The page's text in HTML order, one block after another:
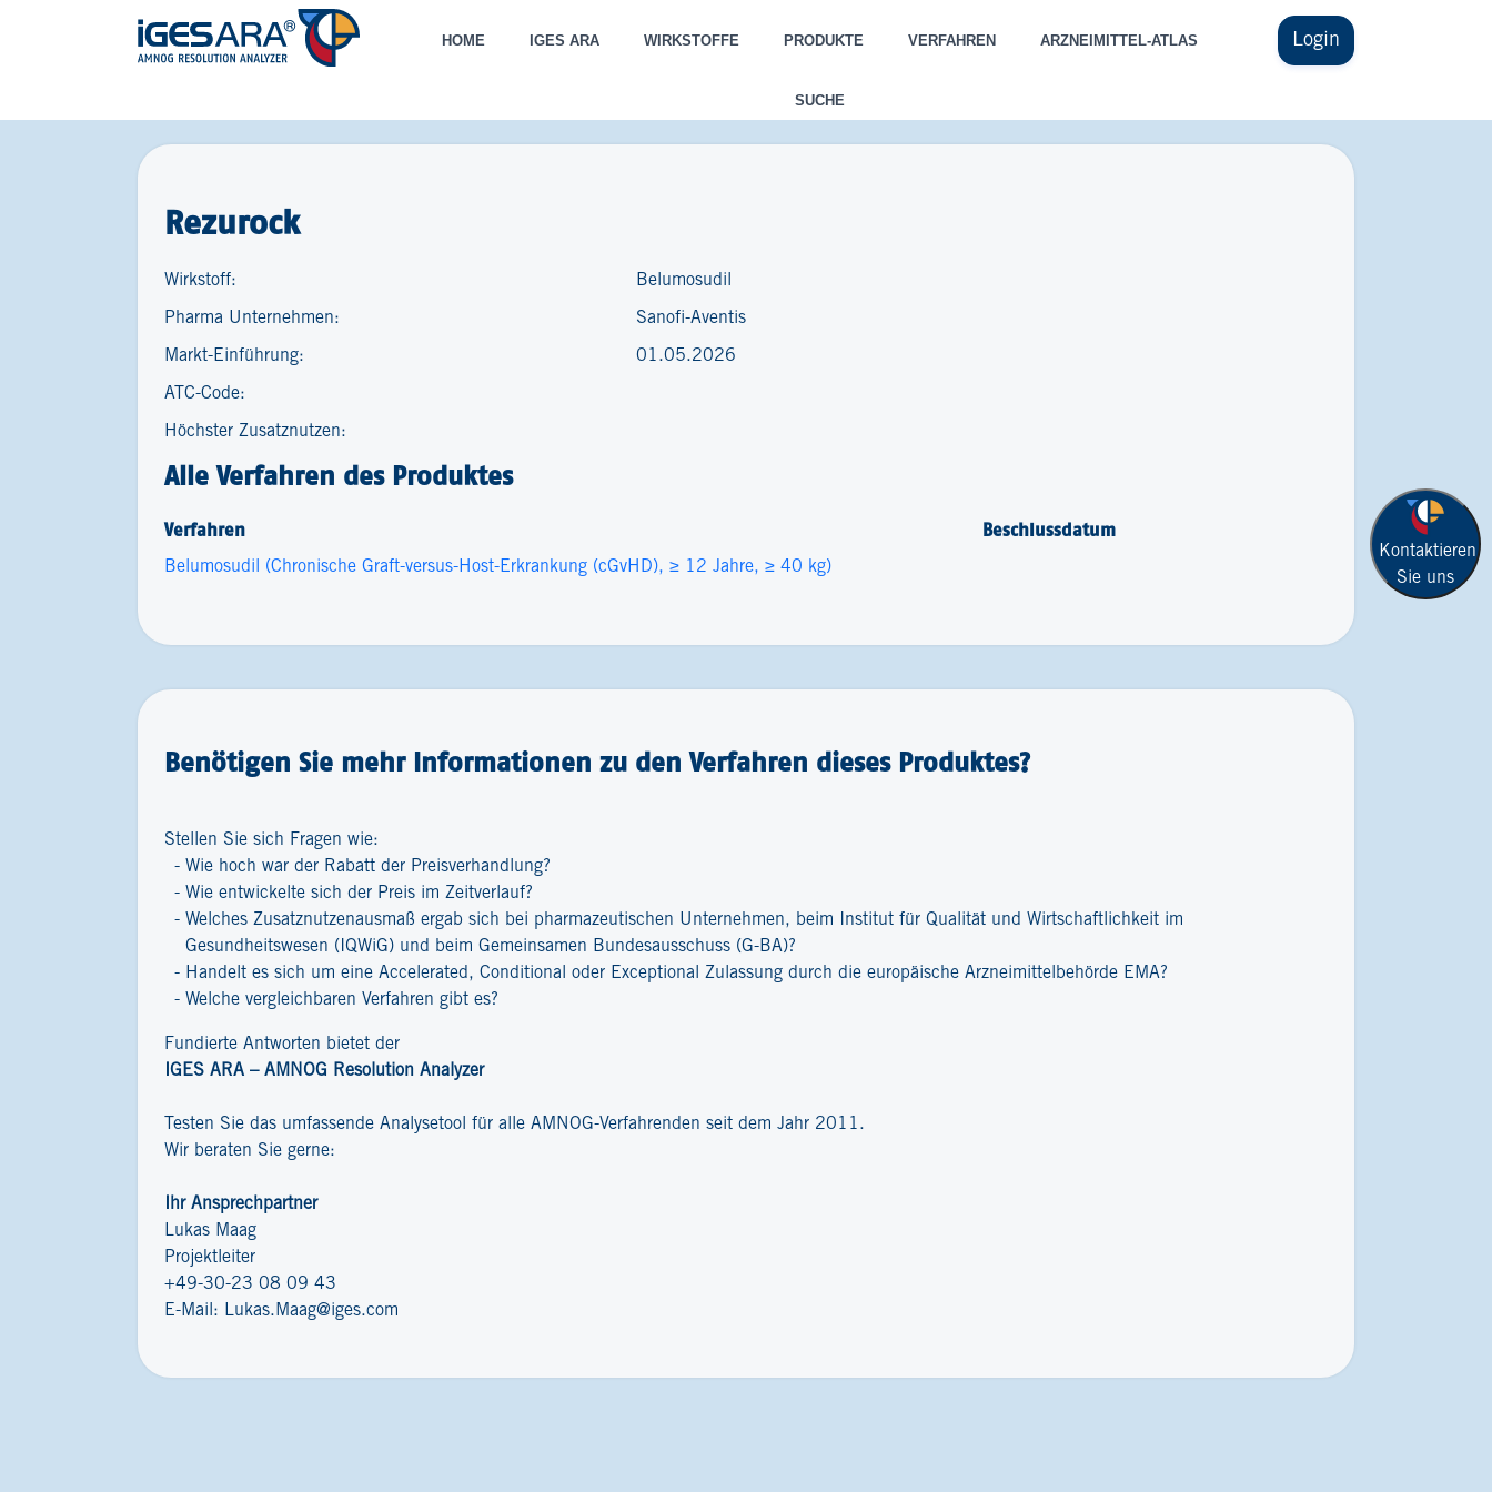
Login
HOME IGES ARA WIRKSTOFFE PRODUKTE VERFAHREN ARZNEIMITTEL-ATLAS
SUCHE
Kontaktieren
Sie uns
Rezurock
Wirkstoff: Belumosudil
Pharma Unternehmen: Sanofi-Aventis
Markt-Einführung: 01.05.2026
ATC-Code:
Höchster Zusatznutzen:
Alle Verfahren des Produktes
Verfahren Beschlussdatum
Belumosudil (Chronische Graft-versus-Host-Erkrankung (cGvHD), ≥ 12 Jahre, ≥ 40 kg)
Benötigen Sie mehr Informationen zu den Verfahren dieses Produktes?
Stellen Sie sich Fragen wie:
Wie hoch war der Rabatt der Preisverhandlung?
Wie entwickelte sich der Preis im Zeitverlauf?
Welches Zusatznutzenausmaß ergab sich bei pharmazeutischen Unternehmen, beim Institut für Qualität und Wirtschaftlichkeit im
Gesundheitswesen (IQWiG) und beim Gemeinsamen Bundesausschuss (G-BA)?
Handelt es sich um eine Accelerated, Conditional oder Exceptional Zulassung durch die europäische Arzneimittelbehörde EMA?
Welche vergleichbaren Verfahren gibt es?
Fundierte Antworten bietet der
IGES ARA – AMNOG Resolution Analyzer
Testen Sie das umfassende Analysetool für alle AMNOG-Verfahrenden seit dem Jahr 2011.
Wir beraten Sie gerne:
Ihr Ansprechpartner
Lukas Maag
Projektleiter
+49-30-23 08 09 43
E-Mail: Lukas.Maag@iges.com